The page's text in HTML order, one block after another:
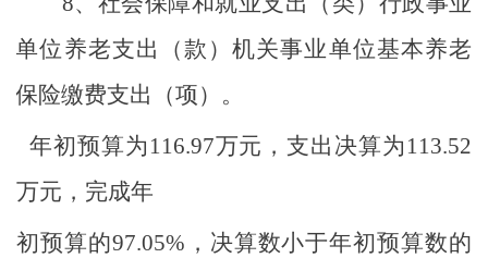
单位养老支出（款）机关事业单位基本养老
保险缴费支出（项）。
年初预算为 116.97万元，支出决算为 113.52
万元，完成年
初预算的97.05% ，决算数小于年初预算数的